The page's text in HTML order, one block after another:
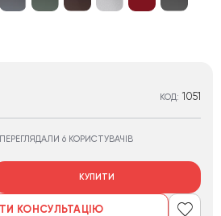
КОД: 1051
6 КОРИСТУВАЧІВ
КУПИТИ
КОНСУЛЬТАЦІЮ